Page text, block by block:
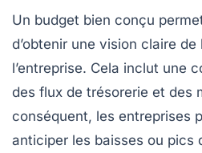
Un budget bien conçu
d’obtenir une vision claire de
l’entreprise. Cela inclut une
des flux de trésorerie et des
conséquent, les entreprises
anticiper les baisses ou pics